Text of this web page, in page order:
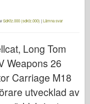
SdKfz.000 (sdkfz.000) |Lämna svar
Long Tom
Weapons 26
Carriage M18
utvecklad av